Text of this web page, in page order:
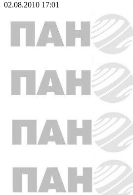
02.08.2010 17:01